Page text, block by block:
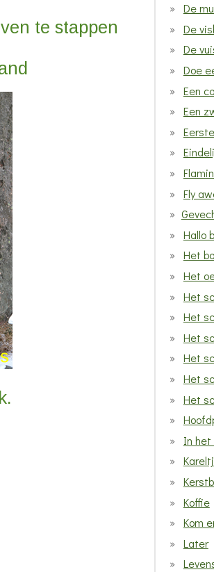
te stappen
De
De
De
Doe
Een
Een
Fly
Hallo
Het
Het
Het
Het
Het
Het
Het
Het
In het
Koffie
Kom
Later